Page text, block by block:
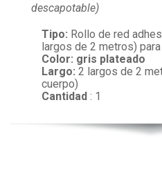
descapotable)
Tipo: Rollo de red
largos de 2 metros)
Color: gris plateado
Largo: 2 largos de 2
cuerpo)
Cantidad : 1